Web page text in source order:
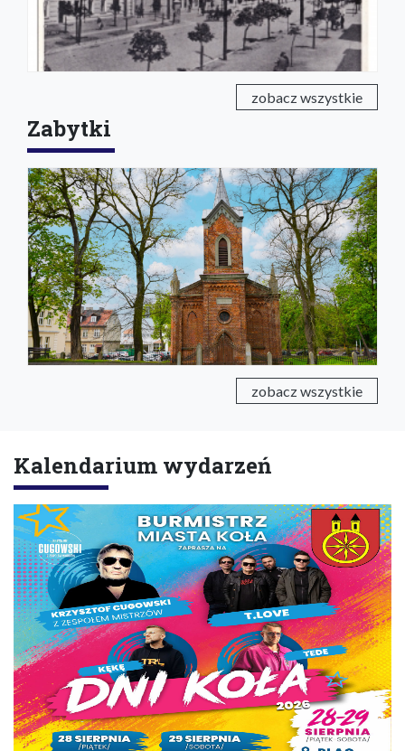
zobacz wszystkie
Zabytki
zobacz wszystkie
Kalendarium wydarzeń